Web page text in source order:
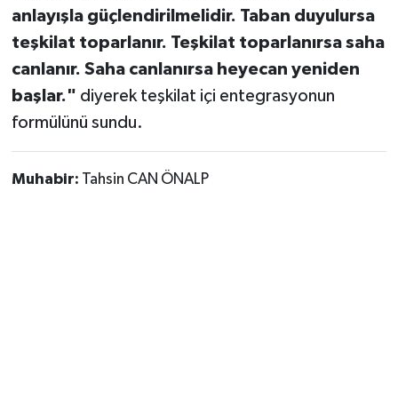
anlayışla güçlendirilmelidir. Taban duyulursa
teşkilat toparlanır. Teşkilat toparlanırsa saha
canlanır. Saha canlanırsa heyecan yeniden
başlar." diyerek teşkilat içi entegrasyonun
formülünü sundu.
Muhabir: Tahsin CAN ÖNALP